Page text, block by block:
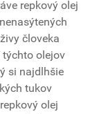
repkový olej
človeka
týchto olejov
si najdlhšie
tukov
olej